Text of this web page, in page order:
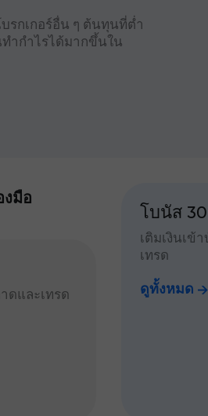
รกเกอร์อื่น ๆ ต้นทุนที่ต่ำ
ำกำไรได้มากขึ้นใน
งมือ
ดและเทรด
โบนัส
เติมเงินเข้
เทรด
ดูทั้งหมด